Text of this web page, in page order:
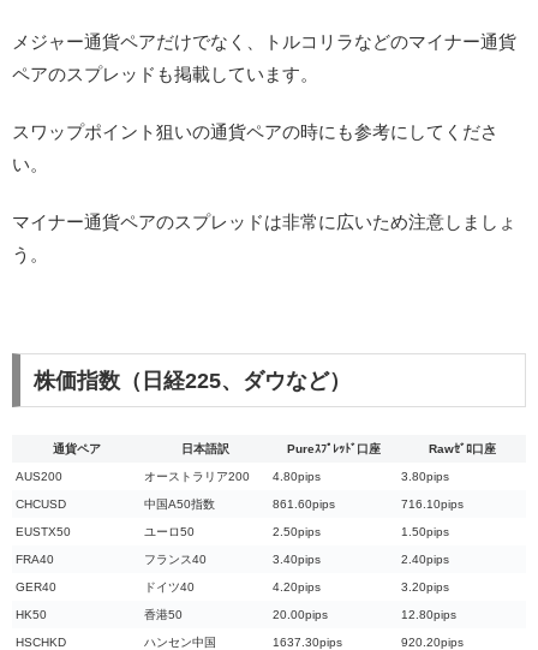
メジャー通貨ペアだけでなく、トルコリラなどのマイナー通貨
ペアのスプレッドも掲載しています。
スワップポイント狙いの通貨ペアの時にも参考にしてくださ
い。
マイナー通貨ペアのスプレッドは非常に広いため注意しましょ
う。
株価指数（日経225、ダウなど）
通貨ペア 日本語訳 Pureｽﾌﾟﾚｯﾄﾞ口座 Rawｾﾞﾛ口座
AUS200 オーストラリア200 4.80pips 3.80pips
CHCUSD 中国A50指数 861.60pips 716.10pips
EUSTX50 ユーロ50 2.50pips 1.50pips
FRA40 フランス40 3.40pips 2.40pips
GER40 ドイツ40 4.20pips 3.20pips
HK50 香港50 20.00pips 12.80pips
HSCHKD ハンセン中国 1637.30pips 920.20pips